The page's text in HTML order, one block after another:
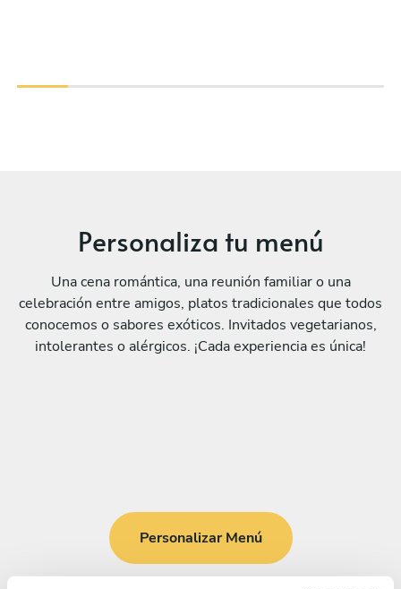
Personaliza tu menú
Una cena romántica, una reunión familiar o una
celebración entre amigos, platos tradicionales que todos
conocemos o sabores exóticos. Invitados vegetarianos,
intolerantes o alérgicos. ¡Cada experiencia es única!
Personalizar Menú